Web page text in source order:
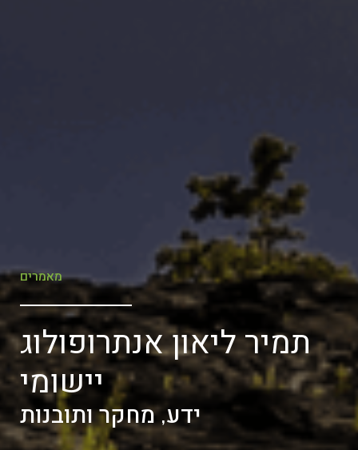
מאמרים
תמיר ליאון אנתרופולוג
יישומי
ידע, מחקר ותובנות